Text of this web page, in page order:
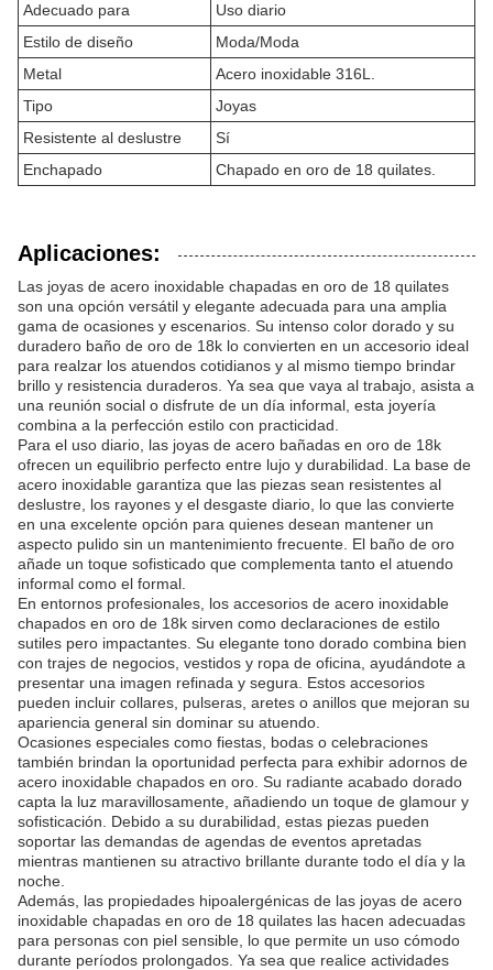
Adecuado para
Uso diario
Estilo de diseño
Moda/Moda
Metal
Acero inoxidable 316L.
Tipo
Joyas
Resistente al deslustre
Sí
Enchapado
Chapado en oro de 18 quilates.
Aplicaciones:
Las joyas de acero inoxidable chapadas en oro de 18 quilates
son una opción versátil y elegante adecuada para una amplia
gama de ocasiones y escenarios. Su intenso color dorado y su
duradero baño de oro de 18k lo convierten en un accesorio ideal
para realzar los atuendos cotidianos y al mismo tiempo brindar
brillo y resistencia duraderos. Ya sea que vaya al trabajo, asista a
una reunión social o disfrute de un día informal, esta joyería
combina a la perfección estilo con practicidad.
Para el uso diario, las joyas de acero bañadas en oro de 18k
ofrecen un equilibrio perfecto entre lujo y durabilidad. La base de
acero inoxidable garantiza que las piezas sean resistentes al
deslustre, los rayones y el desgaste diario, lo que las convierte
en una excelente opción para quienes desean mantener un
aspecto pulido sin un mantenimiento frecuente. El baño de oro
añade un toque sofisticado que complementa tanto el atuendo
informal como el formal.
En entornos profesionales, los accesorios de acero inoxidable
chapados en oro de 18k sirven como declaraciones de estilo
sutiles pero impactantes. Su elegante tono dorado combina bien
con trajes de negocios, vestidos y ropa de oficina, ayudándote a
presentar una imagen refinada y segura. Estos accesorios
pueden incluir collares, pulseras, aretes o anillos que mejoran su
apariencia general sin dominar su atuendo.
Ocasiones especiales como fiestas, bodas o celebraciones
también brindan la oportunidad perfecta para exhibir adornos de
acero inoxidable chapados en oro. Su radiante acabado dorado
capta la luz maravillosamente, añadiendo un toque de glamour y
sofisticación. Debido a su durabilidad, estas piezas pueden
soportar las demandas de agendas de eventos apretadas
mientras mantienen su atractivo brillante durante todo el día y la
noche.
Además, las propiedades hipoalergénicas de las joyas de acero
inoxidable chapadas en oro de 18 quilates las hacen adecuadas
para personas con piel sensible, lo que permite un uso cómodo
durante períodos prolongados. Ya sea que realice actividades